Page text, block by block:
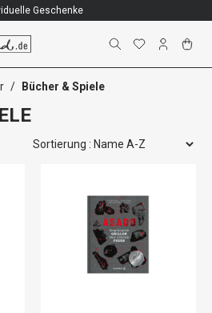
Geschenke
/ Bücher & Spiele